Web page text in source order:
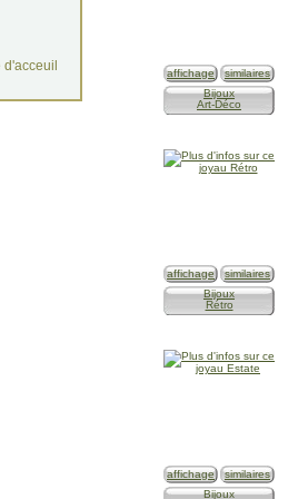
d'acceuil affichage
similaires
Bijoux
Art-Déco
affichage
similaires
Bijoux
Rétro
affichage
similaires
Bijoux